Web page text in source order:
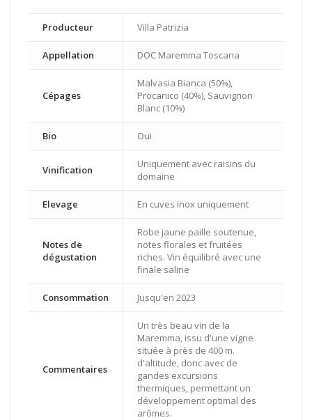
Producteur Villa Patrizia
Appellation DOC Maremma Toscana
Cépages
Malvasia Bianca (50%),
Procanico (40%), Sauvignon
Blanc (10%)
Bio Oui
Vinification
Uniquement avec raisins du
domaine
Elevage En cuves inox uniquement
Notes de
dégustation
Robe jaune paille soutenue,
notes florales et fruitées
riches. Vin équilibré avec une
finale saline
Consommation Jusqu'en 2023
Commentaires
Un très beau vin de la
Maremma, issu d'une vigne
située à près de 400 m.
d'altitude, donc avec de
gandes excursions
thermiques, permettant un
développement optimal des
arômes.